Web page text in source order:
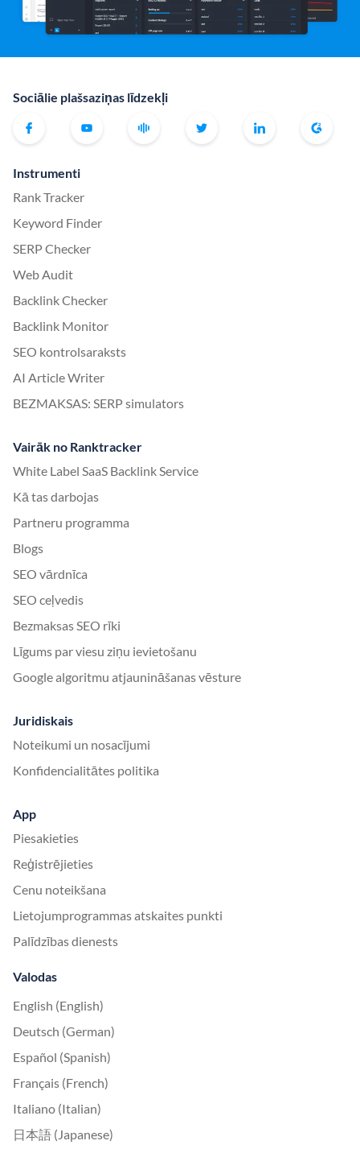
Sociālie plašsaziņas līdzekļi
Instrumenti
Rank Tracker
Keyword Finder
SERP Checker
Web Audit
Backlink Checker
Backlink Monitor
SEO kontrolsaraksts
AI Article Writer
BEZMAKSAS: SERP simulators
Vairāk no Ranktracker
White Label SaaS Backlink Service
Kā tas darbojas
Partneru programma
Blogs
SEO vārdnīca
SEO ceļvedis
Bezmaksas SEO rīki
Līgums par viesu ziņu ievietošanu
Google algoritmu atjaunināšanas vēsture
Juridiskais
Noteikumi un nosacījumi
Konfidencialitātes politika
App
Piesakieties
Reģistrējieties
Cenu noteikšana
Lietojumprogrammas atskaites punkti
Palīdzības dienests
Valodas
English (English)
Deutsch (German)
Español (Spanish)
Français (French)
Italiano (Italian)
日本語 (Japanese)